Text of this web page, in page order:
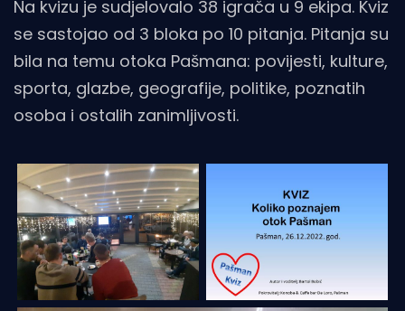
Na kvizu je sudjelovalo 38 igrača u 9 ekipa. Kviz
se sastojao od 3 bloka po 10 pitanja. Pitanja su
bila na temu otoka Pašmana: povijesti, kulture,
sporta, glazbe, geografije, politike, poznatih
osoba i ostalih zanimljivosti.